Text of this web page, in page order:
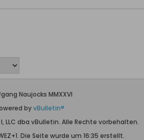
Naujocks MMXXVI
byvBulletin®
LLC dba vBulletin. Alle Rechte vorbehalten.
Die Seite wurde um 16:35 erstellt.